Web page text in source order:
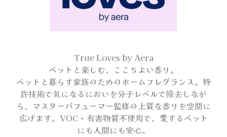
ステージ・タイムテーブル
オフィシャルグッズ
アンケートプレゼント
True Loves by Aera
ペットと楽しむ、ここちよい香り。
ペットと暮らす家族のためのホームフレグランス。特
許技術で気になるにおいを分子レベルで除去しなが
ら、マスターパフューマー監修の上質な香りを空間に
広げます。VOC・有害物質不使用で、愛するペット
にも人間にも安心。